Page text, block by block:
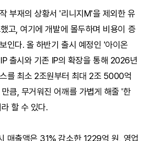
부재의 상황서 '리니지M'을 제외한 유
고, 여기에 개발에 몰두하며 비용이 증
인다. 올 하반기 출시 예정인 '아이온
출시와 기존 IP의 확장을 통해 2026년
를 최소 2조원부터 최대 2조 5000억
큼, 무거워진 어깨를 가볍게 해줄 '한
할 수 있다.
매출액은 31% 감소한 1229억 원, 영업